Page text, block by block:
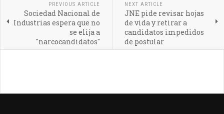
PREVIOUS ARTICLE
Sociedad Nacional de
Industrias espera que no
se elija a
"narcocandidatos"
NEXT ARTICLE
JNE pide revisar hojas
de vida y retirar a
candidatos impedidos
de postular